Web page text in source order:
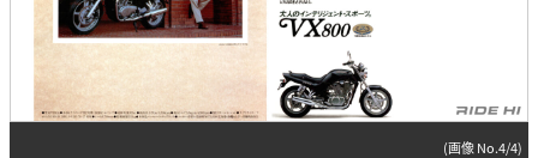
(画像 No.4/4)